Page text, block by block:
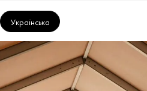
Українська